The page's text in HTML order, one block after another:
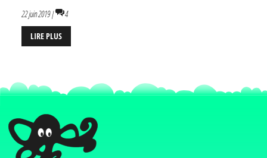
22 juin 2019 |
4
LIRE PLUS